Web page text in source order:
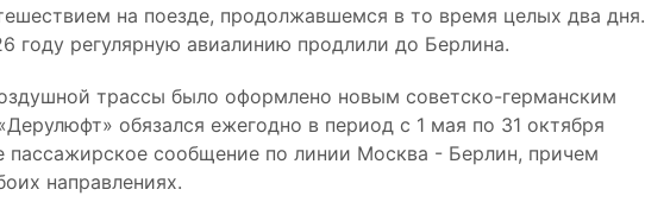
на поезде, продолжавшемся в то время целых два дня.
году регулярную авиалинию продлили до Берлина.
трассы было оформлено новым советско-германским
обязался ежегодно в период с 1 мая по 31 октября
пассажирское сообщение по линии Москва - Берлин, причем
направлениях.